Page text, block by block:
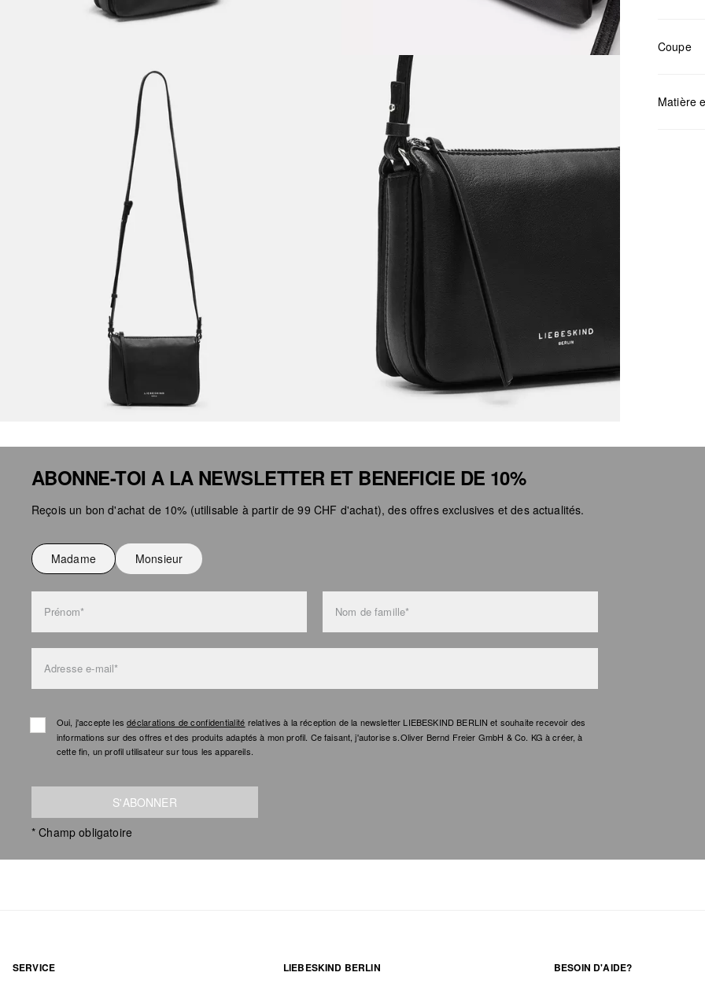
Coupe
Matière
ABONNE-TOI A LA NEWSLETTER ET BENEFICIE DE 10%
Reçois un bon d'achat de 10% (utilisable à partir de 99 CHF d'achat), des offres exclusives et des actualités.
Madame Monsieur
Prénom* Nom de famille*
Adresse e-mail*
Oui, j'accepte lesdéclarations de confidentialité relatives à la réception de la newsletter LIEBESKIND BERLIN et souhaite recevoir des
informations sur des offres et des produits adaptés à mon profil. Ce faisant, j'autorise s.Oliver Bernd Freier GmbH & Co. KG à créer, à
cette fin, un profil utilisateur sur tous les appareils.
S'ABONNER
* Champ obligatoire
SERVICE LIEBESKIND BERLIN BESOIN D'AIDE?